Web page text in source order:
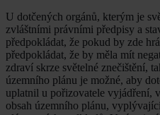
U dotčených orgánů, kterým je
zvláštními právními předpisy a
předpokládat, že pokud by zde
předpokládat, že by měla mít
zdraví skrze světelné znečištění,
územního plánu je možné, aby
uplatnil u pořizovatele vyjádření,
obsah územního plánu,